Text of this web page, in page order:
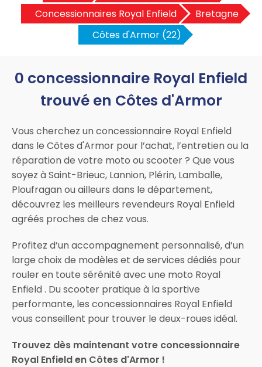
Concessionnaires Royal Enfield
Bretagne
Côtes d'Armor (22)
0 concessionnaire Royal Enfield
trouvé en Côtes d'Armor
Vous cherchez un concessionnaire Royal Enfield
dans le Côtes d'Armor pour l’achat, l’entretien ou la
réparation de votre moto ou scooter ? Que vous
soyez à Saint-Brieuc, Lannion, Plérin, Lamballe,
Ploufragan ou ailleurs dans le département,
découvrez les meilleurs revendeurs Royal Enfield
agréés proches de chez vous.
Profitez d’un accompagnement personnalisé, d’un
large choix de modèles et de services dédiés pour
rouler en toute sérénité avec une moto Royal
Enfield . Du scooter pratique à la sportive
performante, les concessionnaires Royal Enfield
vous conseillent pour trouver le deux-roues idéal.
Trouvez dès maintenant votre concessionnaire
Royal Enfield en Côtes d'Armor !